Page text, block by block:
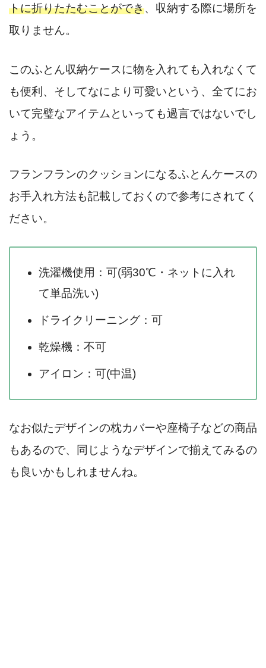
トに折りたたむことができ、収納する際に場所を
取りません。
このふとん収納ケースに物を入れても入れなくて
も便利、そしてなにより可愛いという、全てにお
いて完璧なアイテムといっても過言ではないでし
ょう。
フランフランのクッションになるふとんケースの
お手入れ方法も記載しておくので参考にされてく
ださい。
洗濯機使用：可(弱30℃・ネットに入れ
て単品洗い)
ドライクリーニング：可
乾燥機：不可
アイロン：可(中温)
なお似たデザインの枕カバーや座椅子などの商品
もあるので、同じようなデザインで揃えてみるの
も良いかもしれませんね。